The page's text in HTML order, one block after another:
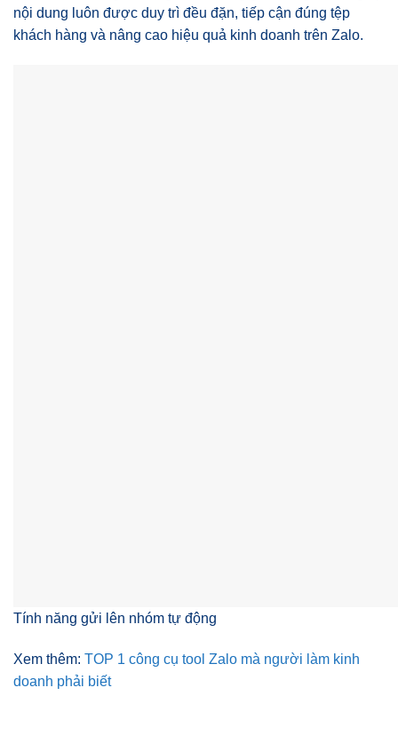
nội dung luôn được duy trì đều đặn, tiếp cận đúng tệp
khách hàng và nâng cao hiệu quả kinh doanh trên Zalo.
Tính năng gửi lên nhóm tự động
Xem thêm: TOP 1 công cụ tool Zalo mà người làm kinh
doanh phải biết